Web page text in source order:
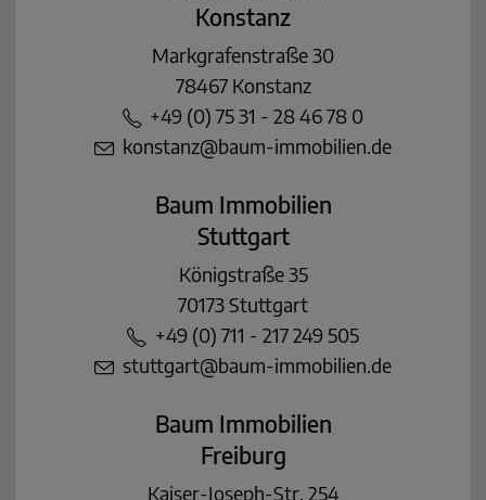
Konstanz
Markgrafenstraße 30
78467 Konstanz
+49 (0) 75 31 - 28 46 78 0
konstanz@baum-immobilien.de
Baum Immobilien
Stuttgart
Königstraße 35
70173 Stuttgart
+49 (0) 711 - 217 249 505
stuttgart@baum-immobilien.de
Baum Immobilien
Freiburg
Kaiser-Joseph-Str. 254